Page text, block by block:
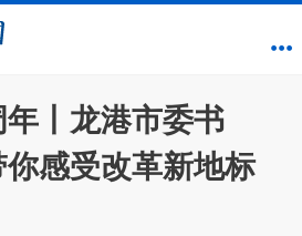
丨龙港市委书
感受改革新地标